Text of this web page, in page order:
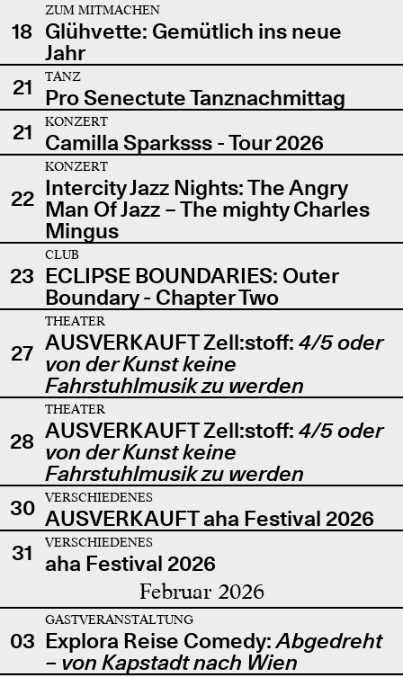
18
ZUM MITMACHEN
Glühvette: Gemütlich ins neue
Jahr
21
TANZ
Pro Senectute Tanznachmittag
21
KONZERT
Camilla Sparksss - Tour 2026
22
KONZERT
Intercity Jazz Nights: The Angry
Man Of Jazz – The mighty Charles
Mingus
23
CLUB
ECLIPSE BOUNDARIES: Outer
Boundary - Chapter Two
27
THEATER
AUSVERKAUFT Zell:stoff: 4/5 oder
von der Kunst keine
Fahrstuhlmusik zu werden
28
THEATER
AUSVERKAUFT Zell:stoff: 4/5 oder
von der Kunst keine
Fahrstuhlmusik zu werden
30
VERSCHIEDENES
AUSVERKAUFT aha Festival 2026
31
VERSCHIEDENES
aha Festival 2026
Februar 2026
03
GASTVERANSTALTUNG
Explora Reise Comedy:Abgedreht
– von Kapstadt nach Wien